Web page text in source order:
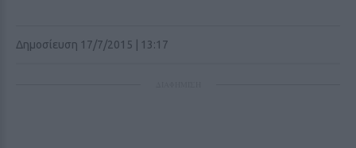
Δημοσίευση 17/7/2015 | 13:17